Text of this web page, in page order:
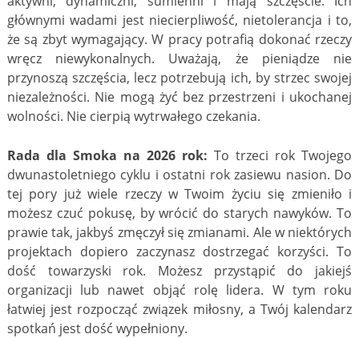
głównymi wadami jest niecierpliwość, nietolerancja i to,
że są zbyt wymagający. W pracy potrafią dokonać rzeczy
wręcz niewykonalnych. Uważają, że pieniądze nie
przynoszą szczęścia, lecz potrzebują ich, by strzec swojej
niezależności. Nie mogą żyć bez przestrzeni i ukochanej
wolności. Nie cierpią wytrwałego czekania.
Rada dla Smoka na 2026 rok:To trzeci rok Twojego
dwunastoletniego cyklu i ostatni rok zasiewu nasion. Do
tej pory już wiele rzeczy w Twoim życiu się zmieniło i
możesz czuć pokusę, by wrócić do starych nawyków. To
prawie tak, jakbyś zmęczył się zmianami. Ale w niektórych
projektach dopiero zaczynasz dostrzegać korzyści. To
dość towarzyski rok. Możesz przystąpić do jakiejś
organizacji lub nawet objąć rolę lidera. W tym roku
łatwiej jest rozpocząć związek miłosny, a Twój kalendarz
spotkań jest dość wypełniony.